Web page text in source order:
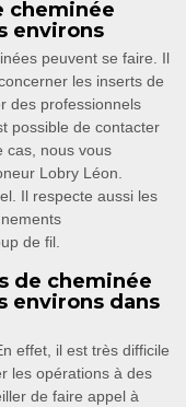
cheminée
environs
peuvent se faire. Il
les inserts de
des professionnels
possible de contacter
cas, nous vous
Lobry Léon.
Il respecte aussi les
de fil.
de cheminée
environs dans
effet, il est très difficile
les opérations à des
de faire appel à